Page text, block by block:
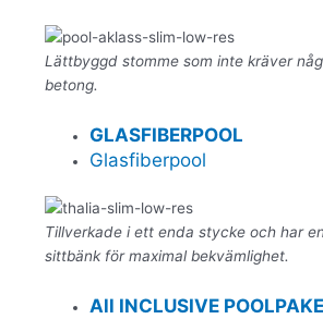
Lättbyggd stomme som inte kräver
betong.
GLASFIBERPOOL
Glasfiberpool
Tillverkade i ett enda stycke och har
sittbänk för maximal bekvämlighet.
All INCLUSIVE